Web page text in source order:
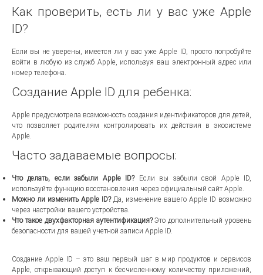
Как проверить, есть ли у вас уже Apple
ID?
Если вы не уверены, имеется ли у вас уже Apple ID, просто попробуйте
войти в любую из служб Apple, используя ваш электронный адрес или
номер телефона.
Создание Apple ID для ребенка:
Apple предусмотрела возможность создания идентификаторов для детей,
что позволяет родителям контролировать их действия в экосистеме
Apple.
Часто задаваемые вопросы:
Что делать, если забыли Apple ID?Если вы забыли свой Apple ID,
используйте функцию восстановления через официальный сайт Apple.
Можно ли изменить Apple ID?Да, изменение вашего Apple ID возможно
через настройки вашего устройства.
Что такое двухфакторная аутентификация?Это дополнительный уровень
безопасности для вашей учетной записи Apple ID.
Создание Apple ID – это ваш первый шаг в мир продуктов и сервисов
Apple, открывающий доступ к бесчисленному количеству приложений,